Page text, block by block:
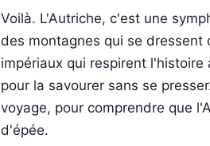
Voilà. L'Autriche, c'est une
des montagnes qui se dressent
impériaux qui respirent
pour la savourer sans se
voyage, pour comprendre que
d'épée.